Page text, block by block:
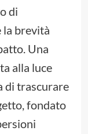
di
la brevità
Una
alla luce
di trascurare
fondato